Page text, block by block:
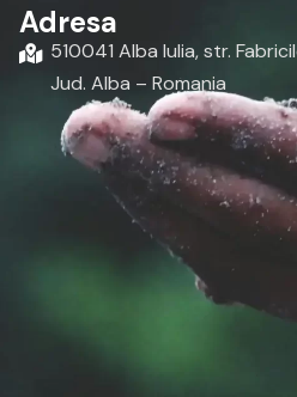
Adresa
510041 Alba Iulia, str.
Jud. Alba – Romania